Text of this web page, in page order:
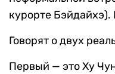
курорте Бэйдайхэ).
Говорят о двух
Первый — это Ху